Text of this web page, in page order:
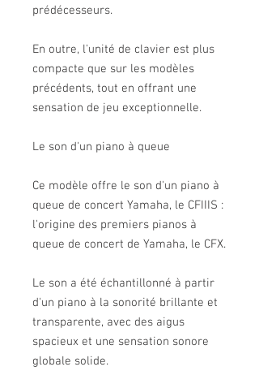
prédécesseurs.
En outre, l'unité de clavier est plus
compacte que sur les modèles
précédents, tout en offrant une
sensation de jeu exceptionnelle.
Le son d'un piano à queue
Ce modèle offre le son d'un piano à
queue de concert Yamaha, le CFIIIS :
l'origine des premiers pianos à
queue de concert de Yamaha, le CFX.
Le son a été échantillonné à partir
d'un piano à la sonorité brillante et
transparente, avec des aigus
spacieux et une sensation sonore
globale solide.